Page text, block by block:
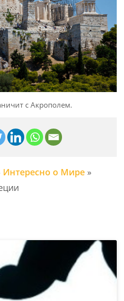
с Акрополем.
Интересно о Мире »